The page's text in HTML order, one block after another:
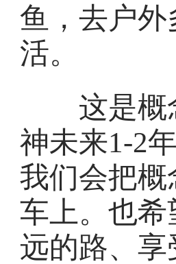
鱼，去户
活。
这是概念
神未来1-2
我们会把
车上。也
远的路、